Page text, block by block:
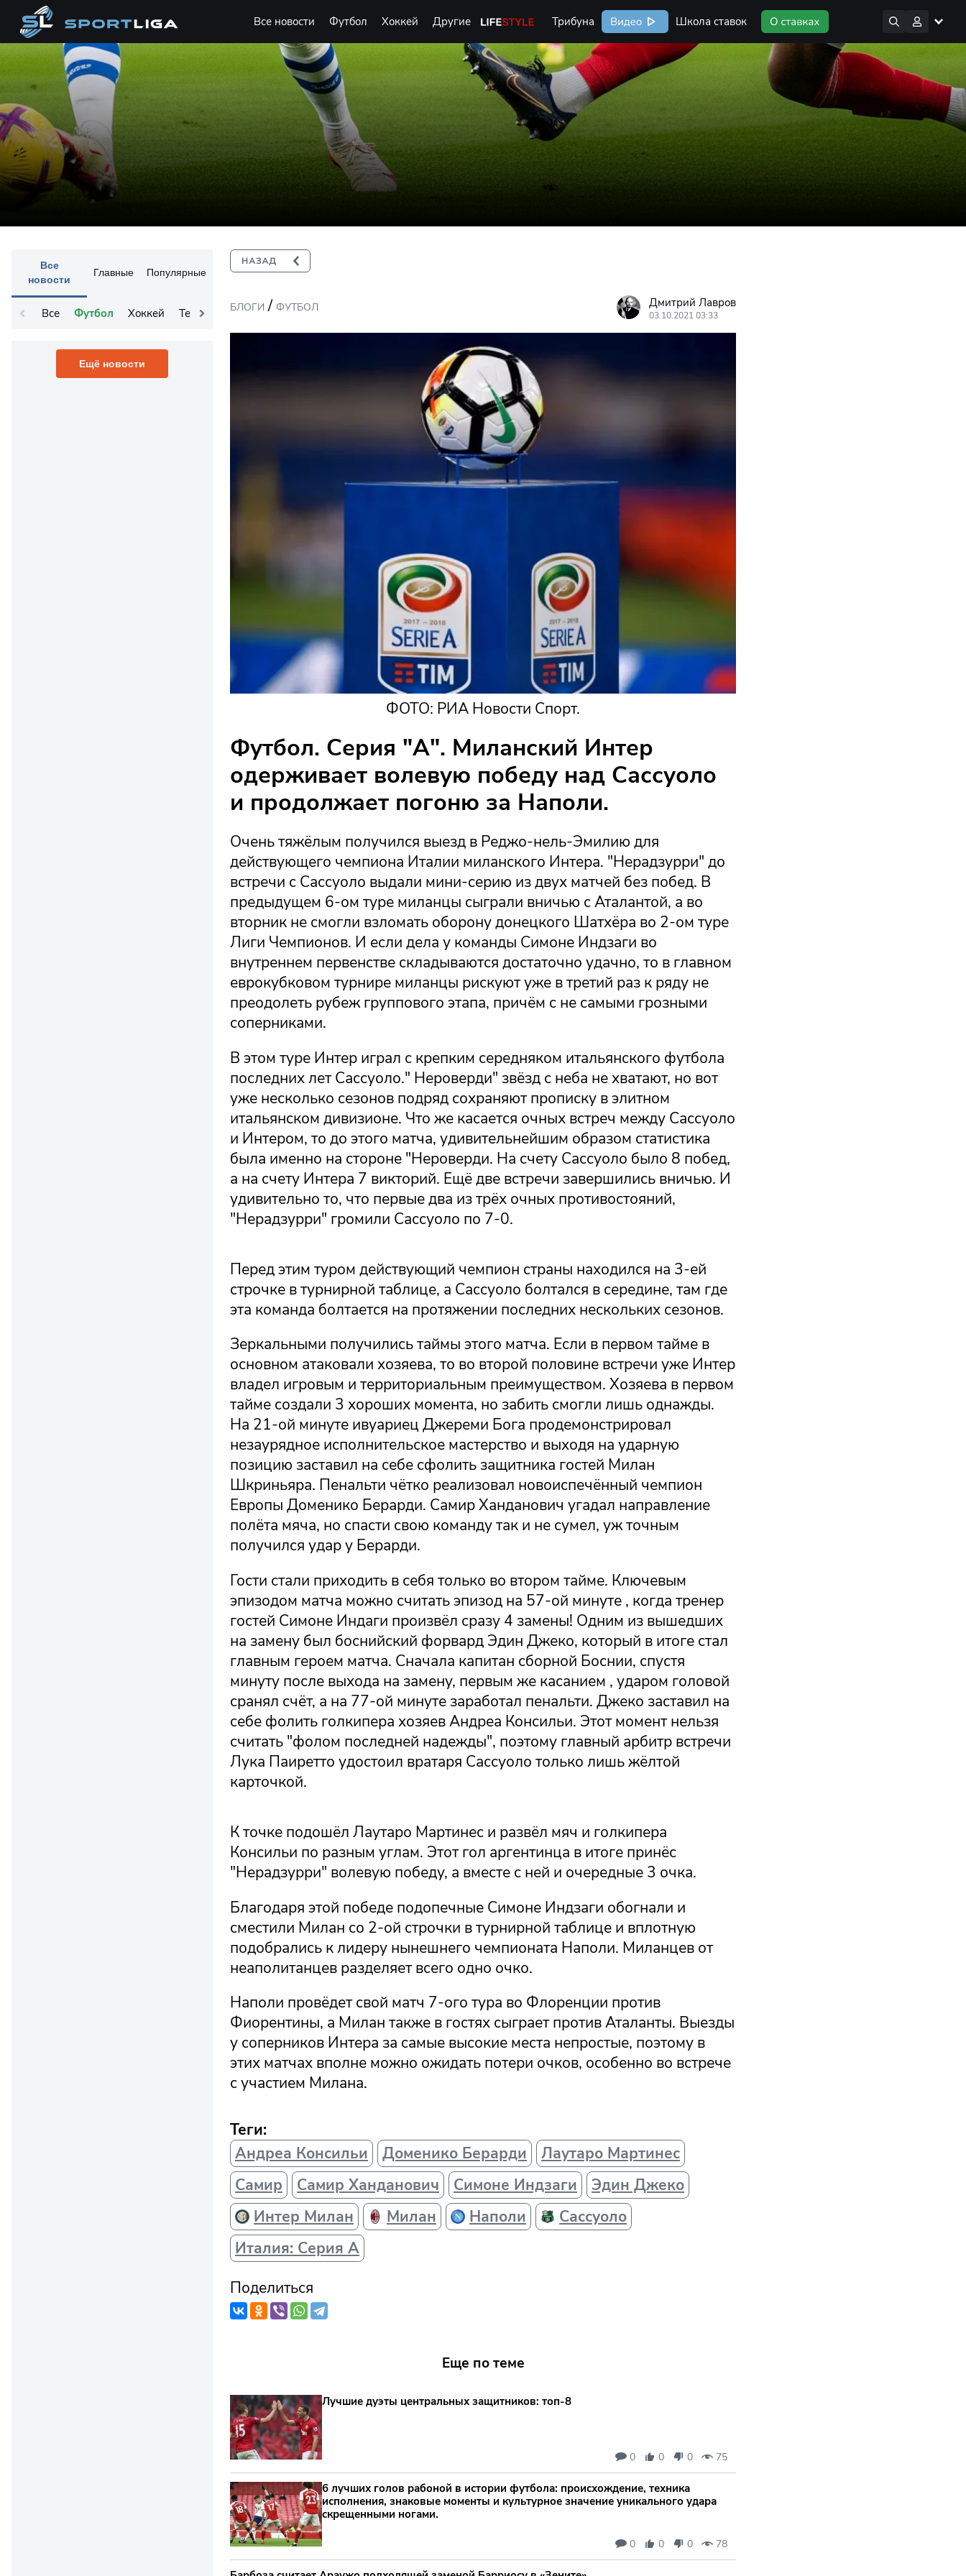
Все новости Футбол Хоккей Другие Life Style Трибуна Видео Школа ставок
Все
новости
Главные Популярные
Все Футбол Хоккей Теннис Остальное
Ещё новости
БЛОГИ / ФУТБОЛ Дмитрий Лавров
03.10.2021 03:33
ФОТО: РИА Новости Спорт.
Футбол. Серия "А". Миланский Интер
одерживает волевую победу над Сассуоло
и продолжает погоню за Наполи.
Очень тяжёлым получился выезд в Реджо-нель-Эмилию для
действующего чемпиона Италии миланского Интера. "Нерадзурри" до
встречи с Сассуоло выдали мини-серию из двух матчей без побед. В
предыдущем 6-ом туре миланцы сыграли вничью с Аталантой, а во
вторник не смогли взломать оборону донецкого Шатхёра во 2-ом туре
Лиги Чемпионов. И если дела у команды Симоне Индзаги во
внутреннем первенстве складываются достаточно удачно, то в главном
еврокубковом турнире миланцы рискуют уже в третий раз к ряду не
преодолеть рубеж группового этапа, причём с не самыми грозными
соперниками.
В этом туре Интер играл с крепким середняком итальянского футбола
последних лет Сассуоло." Нероверди" звёзд с неба не хватают, но вот
уже несколько сезонов подряд сохраняют прописку в элитном
итальянском дивизионе. Что же касается очных встреч между Сассуоло
и Интером, то до этого матча, удивительнейшим образом статистика
была именно на стороне "Нероверди. На счету Сассуоло было 8 побед,
а на счету Интера 7 викторий. Ещё две встречи завершились вничью. И
удивительно то, что первые два из трёх очных противостояний,
"Нерадзурри" громили Сассуоло по 7-0.
Перед этим туром действующий чемпион страны находился на 3-ей
строчке в турнирной таблице, а Сассуоло болтался в середине, там где
эта команда болтается на протяжении последних нескольких сезонов.
Зеркальными получились таймы этого матча. Если в первом тайме в
основном атаковали хозяева, то во второй половине встречи уже Интер
владел игровым и территориальным преимуществом. Хозяева в первом
тайме создали 3 хороших момента, но забить смогли лишь однажды.
На 21-ой минуте ивуариец Джереми Бога продемонстрировал
незаурядное исполнительское мастерство и выходя на ударную
позицию заставил на себе сфолить защитника гостей Милан
Шкриньяра. Пенальти чётко реализовал новоиспечённый чемпион
Европы Доменико Берарди. Самир Ханданович угадал направление
полёта мяча, но спасти свою команду так и не сумел, уж точным
получился удар у Берарди.
Гости стали приходить в себя только во втором тайме. Ключевым
эпизодом матча можно считать эпизод на 57-ой минуте , когда тренер
гостей Симоне Индаги произвёл сразу 4 замены! Одним из вышедших
на замену был боснийский форвард Эдин Джеко, который в итоге стал
главным героем матча. Сначала капитан сборной Боснии, спустя
минуту после выхода на замену, первым же касанием , ударом головой
сранял счёт, а на 77-ой минуте заработал пенальти. Джеко заставил на
себе фолить голкипера хозяев Андреа Консильи. Этот момент нельзя
считать "фолом последней надежды", поэтому главный арбитр встречи
Лука Паиретто удостоил вратаря Сассуоло только лишь жёлтой
карточкой.
К точке подошёл Лаутаро Мартинес и развёл мяч и голкипера
Консильи по разным углам. Этот гол аргентинца в итоге принёс
"Нерадзурри" волевую победу, а вместе с ней и очередные 3 очка.
Благодаря этой победе подопечные Симоне Индзаги обогнали и
сместили Милан со 2-ой строчки в турнирной таблице и вплотную
подобрались к лидеру нынешнего чемпионата Наполи. Миланцев от
неаполитанцев разделяет всего одно очко.
Наполи провёдет свой матч 7-ого тура во Флоренции против
Фиорентины, а Милан также в гостях сыграет против Аталанты. Выезды
у соперников Интера за самые высокие места непростые, поэтому в
этих матчах вполне можно ожидать потери очков, особенно во встрече
с участием Милана.
Теги:
Андреа Консильи
Доменико Берарди
Лаутаро Мартинес
Самир
Самир Ханданович Симоне Индзаги
Эдин Джеко
Интер Милан
Милан Наполи
Сассуоло
Италия: Серия А
Поделиться
Еще по теме
Лучшие дуэты центральных защитников: топ‑8
0 0 0 75
6 лучших голов рабоной в истории футбола: происхождение, техника
исполнения, знаковые моменты и культурное значение уникального удара
скрещенными ногами.
0 0 0 78